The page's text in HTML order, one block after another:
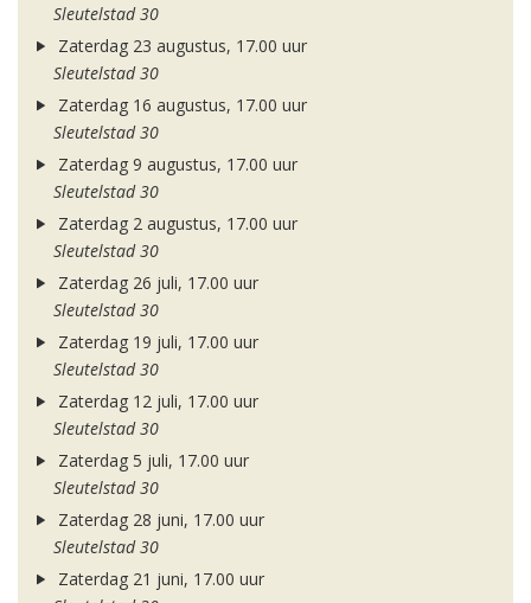
Sleutelstad 30
Zaterdag 23 augustus, 17.00 uur
Sleutelstad 30
Zaterdag 16 augustus, 17.00 uur
Sleutelstad 30
Zaterdag 9 augustus, 17.00 uur
Sleutelstad 30
Zaterdag 2 augustus, 17.00 uur
Sleutelstad 30
Zaterdag 26 juli, 17.00 uur
Sleutelstad 30
Zaterdag 19 juli, 17.00 uur
Sleutelstad 30
Zaterdag 12 juli, 17.00 uur
Sleutelstad 30
Zaterdag 5 juli, 17.00 uur
Sleutelstad 30
Zaterdag 28 juni, 17.00 uur
Sleutelstad 30
Zaterdag 21 juni, 17.00 uur